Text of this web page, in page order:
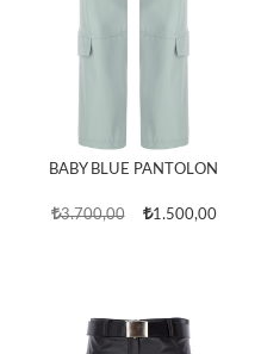
BABY BLUE PANTOLON
3.700,00 1.500,00